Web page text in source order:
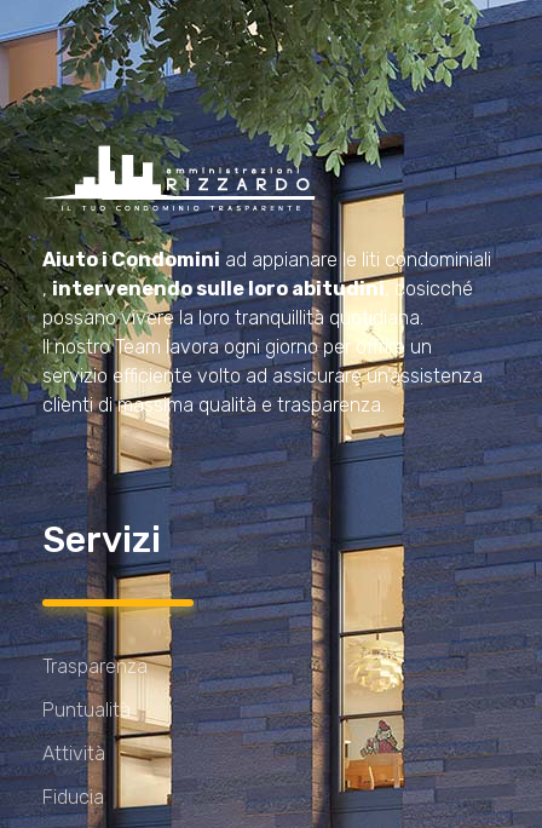
Amministrazioni Rizzardo
Il tuo condominio trasparente
Aiuto i Condominiad appianare le liti condominiali
,intervenendo sulle loro abitudini, cosicché
possano vivere la loro tranquillità quotidiana.
Il nostro Team lavora ogni giorno per offrire un
servizio efficiente volto ad assicurare un’assistenza
clienti di massima qualità e trasparenza.
Servizi
Trasparenza
Puntualità
Attività
Fiducia